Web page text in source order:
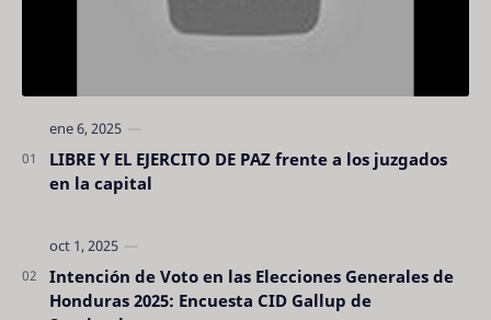
LIBRE Y EL EJERCITO DE PAZ frente a los juzgados
en la capital
Intención de Voto en las Elecciones Generales de
Honduras 2025: Encuesta CID Gallup de